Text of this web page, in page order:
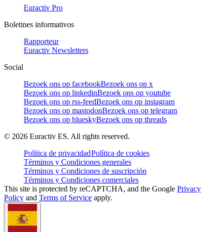
Euractiv Pro
Boletines informativos
Rapporteur
Euractiv Newsletters
Social
Bezoek ons op facebookBezoek ons op x
Bezoek ons op linkedinBezoek ons op youtube
Bezoek ons op rss-feedBezoek ons op instagram
Bezoek ons op mastodonBezoek ons op telegram
Bezoek ons op blueskyBezoek ons op threads
© 2026 Euractiv ES. All rights reserved.
Política de privacidadPolítica de cookies
Términos y Condiciones generales
Términos y Condiciones de suscripción
Términos y Condiciones comerciales
This site is protected by reCAPTCHA, and the Google Privacy
Policy and Terms of Service apply.